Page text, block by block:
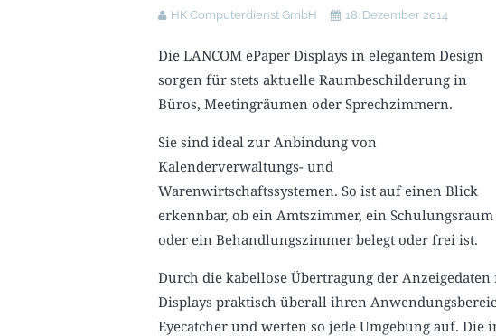
HK Computerdienst GmbH 18. Dezember 2014
Die LANCOM ePaper Displays in elegantem Design
sorgen für stets aktuelle Raumbeschilderung in
Büros, Meetingräumen oder Sprechzimmern.
Sie sind ideal zur Anbindung von
Kalenderverwaltungs- und
Warenwirtschaftssystemen. So ist auf einen Blick
erkennbar, ob ein Amtszimmer, ein Schulungsraum
oder ein Behandlungszimmer belegt oder frei ist.
Durch die kabellose Übertragung der
Displays praktisch überall ihren
Eyecatcher und werten so jede Umgebung auf.